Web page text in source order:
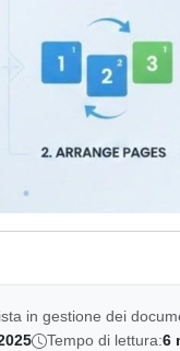
in gestione dei
Tempo di lettura:6